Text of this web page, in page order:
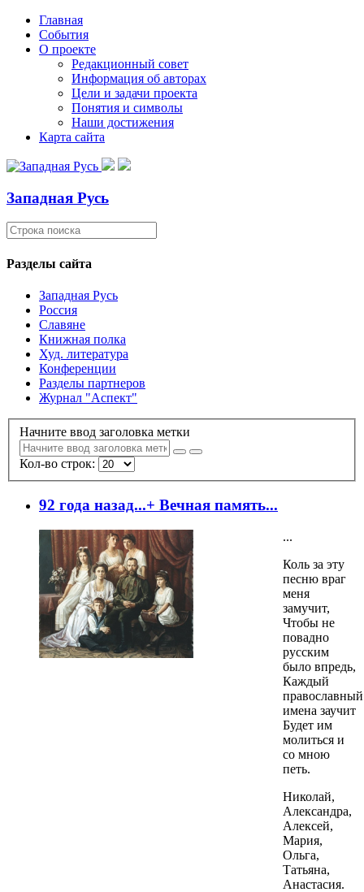
Главная
События
О проекте
Редакционный совет
Информация об авторах
Цели и задачи проекта
Понятия и символы
Наши достижения
Карта сайта
Западная Русь
Разделы сайта
Западная Русь
Россия
Славяне
Книжная полка
Худ. литература
Конференции
Разделы партнеров
Журнал "Аспект"
Начните ввод заголовка метки
Кол-во строк:
92 года назад...+ Вечная память...
...
Коль за эту
песню враг
меня
замучит,
Чтобы не
повадно
русским
было впредь,
Каждый
православный
имена заучит
Будет им
молиться и
со мною
петь.
Николай,
Александра,
Алексей,
Мария,
Ольга,
Татьяна,
Анастасия.